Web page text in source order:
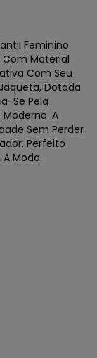
Feminino
Com Material
Com Seu
Dotada
Se Pela
A
Sem Perder
Perfeito
Moda.
/ CNPJ
à mão.